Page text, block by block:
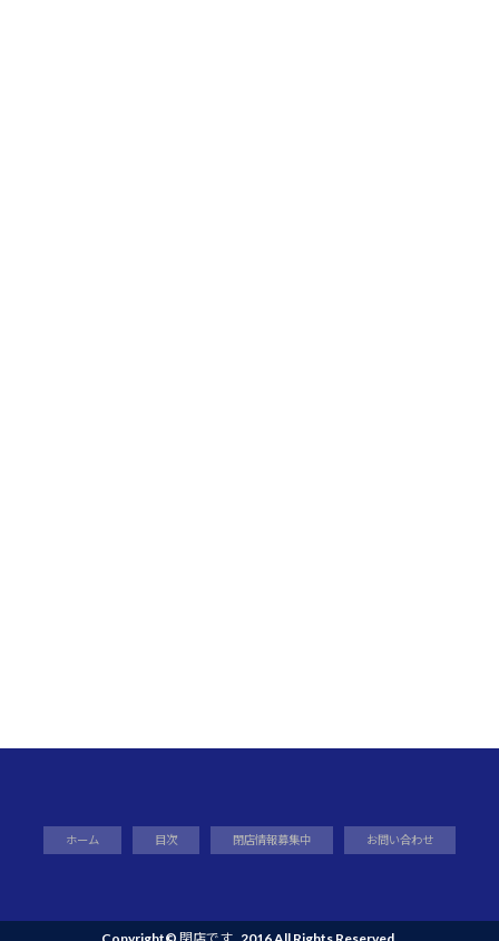
ホーム 目次 閉店情報募集中 お問い合わせ